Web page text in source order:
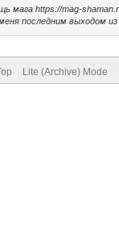
мага https://mag-
последним выходом
Lite (Archive) Mode